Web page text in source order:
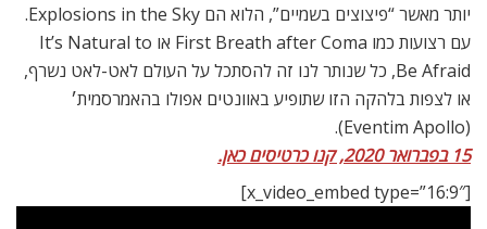
יותר מאשר “פיצוצים בשמיים”, הלוא הם Explosions in the Sky.
עם רצועות כמו First Breath after Coma או It’s Natural to
Be Afraid, כל שנותר לנו זה להסתכל על העולם לאט-לאט נשרף,
או לצפות בלהקה הזו שתופיע באוונטים אפולו בהאמרסמית׳
(Eventim Apollo).
15 בפברואר 2020, קנו כרטיסים כאן.
[x_video_embed type=”16:9″]